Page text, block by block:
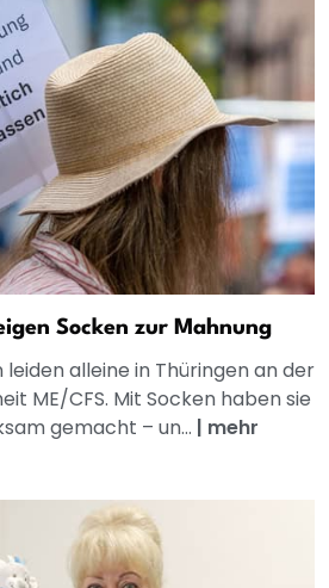
Socken zur Mahnung
alleine in Thüringen an der
ME/CFS. Mit Socken haben sie
gemacht – un... | mehr